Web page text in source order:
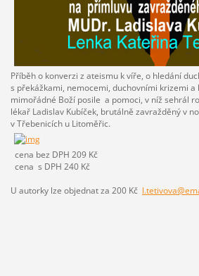
Příběh o konverzi z ateismu k víře, o hledání
s překážkami, nemocemi, duchovními krizemi
mimořádné Boží posile a pomoci, v níž sehrál
lékař Ladislav Kubíček, brutálně zavražděný v
v Třebenicích u Litoměřic.
cena bez DPH 209 Kč
cena s DPH 240 Kč
U autorky lze objednat za 200 Kč